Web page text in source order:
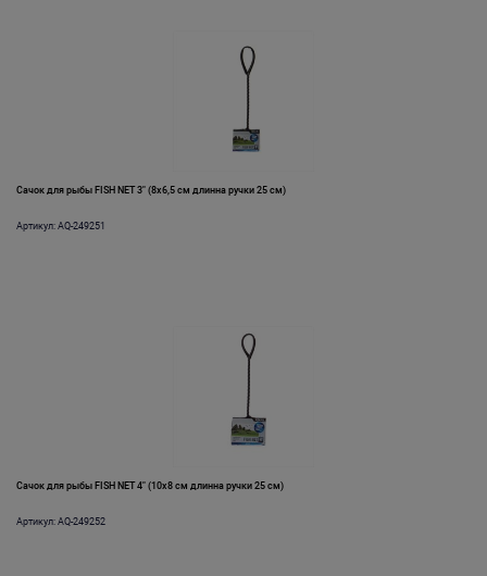
Сачок для рыбы FISH NET 3" (8х6,5 см длинна ручки 25 см)
Артикул: AQ-249251
Сачок для рыбы FISH NET 4" (10х8 см длинна ручки 25 см)
Артикул: AQ-249252